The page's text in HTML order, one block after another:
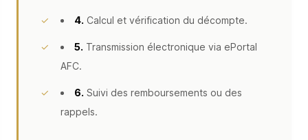
4. Calcul et vérification du décompte.
5. Transmission électronique via ePortal
AFC.
6. Suivi des remboursements ou des
rappels.